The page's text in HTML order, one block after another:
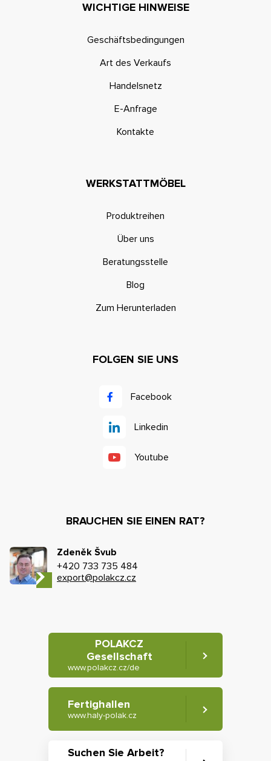
WICHTIGE HINWEISE
Geschäftsbedingungen
Art des Verkaufs
Handelsnetz
E-Anfrage
Kontakte
WERKSTATTMÖBEL
Produktreihen
Über uns
Beratungsstelle
Blog
Zum Herunterladen
FOLGEN SIE UNS
Facebook
Linkedin
Youtube
BRAUCHEN SIE EINEN RAT?
Zdeněk Švub
+420 733 735 484
export@polakcz.cz
POLAKCZ
Gesellschaft
www.polakcz.cz/de
Fertighallen
www.haly-polak.cz
Suchen Sie Arbeit?